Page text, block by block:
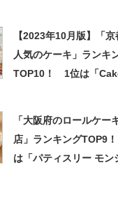
【2023年10月版】「
人気のケーキ」ランキ
TOP10！ 1位は「
「大阪府のロールケー
店」ランキングTOP9
は「パティスリー モン